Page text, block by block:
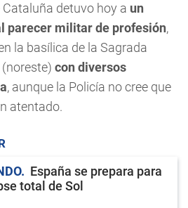
detuvo hoy a un
parecer militar de profesión,
la basílica de la Sagrada
con diversos
, aunque la Policía no cree que
atentado.
España se prepara para
total de Sol